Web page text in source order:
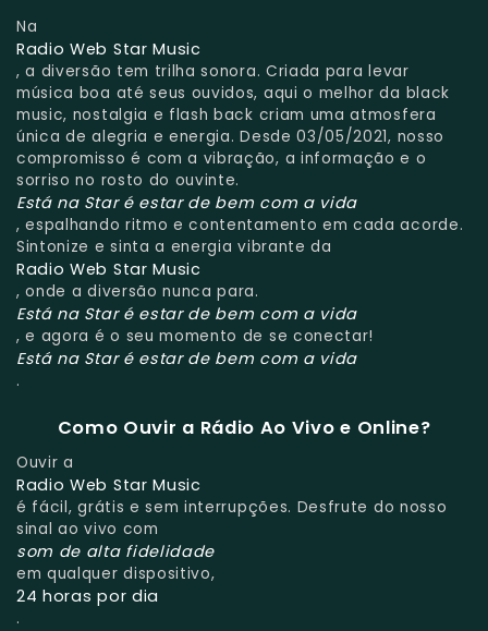
Na
Radio Web Star Music
, a diversão tem trilha sonora. Criada para levar
música boa até seus ouvidos, aqui o melhor da black
music, nostalgia e flash back criam uma atmosfera
única de alegria e energia. Desde 03/05/2021, nosso
compromisso é com a vibração, a informação e o
sorriso no rosto do ouvinte.
Está na Star é estar de bem com a vida
, espalhando ritmo e contentamento em cada acorde.
Sintonize e sinta a energia vibrante da
Radio Web Star Music
, onde a diversão nunca para.
Está na Star é estar de bem com a vida
, e agora é o seu momento de se conectar!
Está na Star é estar de bem com a vida
.
Como Ouvir a Rádio Ao Vivo e Online?
Ouvir a
Radio Web Star Music
é fácil, grátis e sem interrupções. Desfrute do nosso
sinal ao vivo com
som de alta fidelidade
em qualquer dispositivo,
24 horas por dia
.